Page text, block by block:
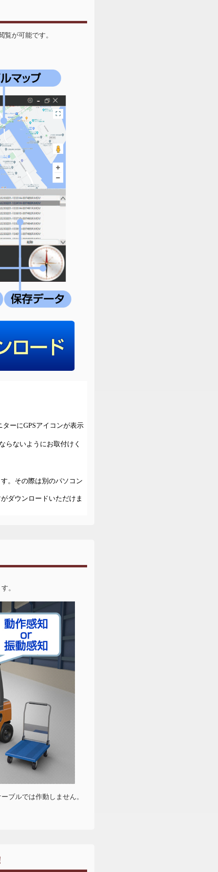
覧が可能です。
ーにGPSアイコンが表示
らないようにお取付けく
。その際は別のパソコン
ダウンロードいただけま
。
ブルでは作動しません。